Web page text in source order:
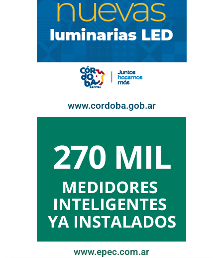
www.cordoba.gob.ar
www.epec.com.ar